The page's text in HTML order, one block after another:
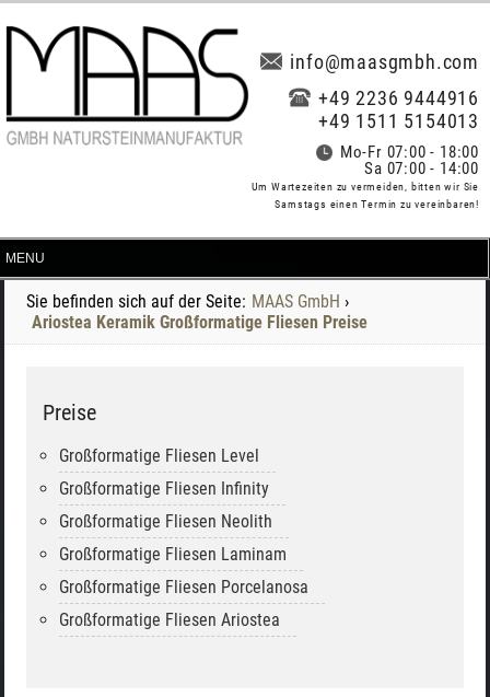
info@maasgmbh.com
+49 2236 9444916
+49 1511 5154013
Mo-Fr 07:00 - 18:00
Sa 07:00 - 14:00
Um Wartezeiten zu vermeiden, bitten wir Sie
Samstags einen Termin zu vereinbaren!
Sie befinden sich auf der Seite: MAAS GmbH ›
Ariostea Keramik Großformatige Fliesen Preise
Preise
Großformatige Fliesen Level
Großformatige Fliesen Infinity
Großformatige Fliesen Neolith
Großformatige Fliesen Laminam
Großformatige Fliesen Porcelanosa
Großformatige Fliesen Ariostea